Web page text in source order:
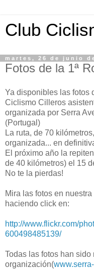
Club
martes, 26 de junio
Fotos de la 1ª
Ya disponibles las fotos
Ciclismo Cilleros
organizada por Serra
(Portugal)
La ruta, de 70
organizada... en
El próximo año la
de 40 kilómetros) el 15
No te la pierdas!
Mira las fotos en
haciendo click en:
http://www.flickr.com/
600498485139/
Todas las fotos han sido
organización(